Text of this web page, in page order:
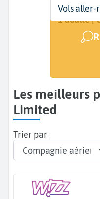
Départ
De...
Dates
Dates de
Voyageurs |
1 adulte |
Vols aller-
Les meilleurs prix Wizz Air UK
Limited
Trier par :